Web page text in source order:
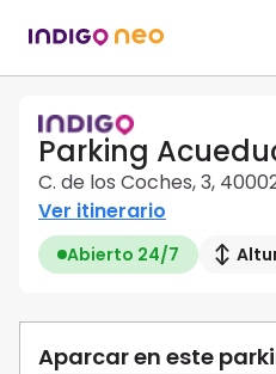
Parking
C. de los Coches, 3,
Ver itinerario
Abierto 24/7
Aparcar en este